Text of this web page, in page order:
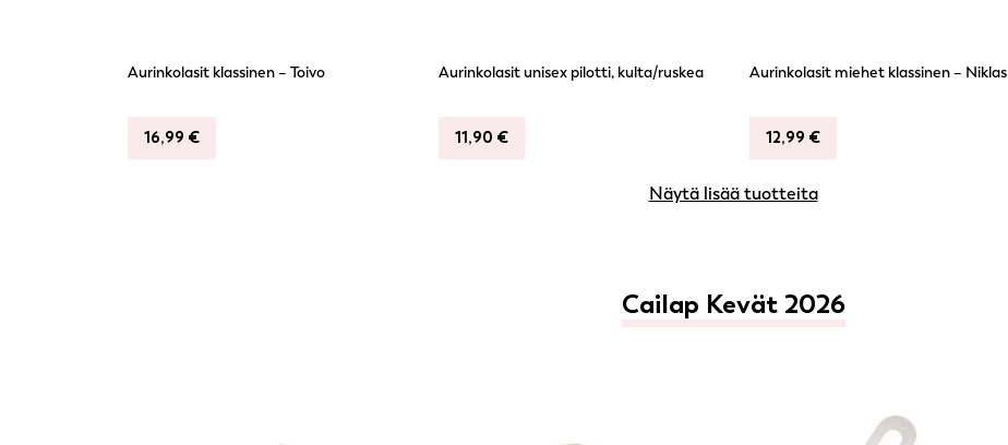
Aurinkolasit klassinen – Toivo
16,99 €
Aurinkolasit unisex pilotti, kulta/ruskea
11,90 €
Aurinkolasit miehet klassinen – Niklas
12,99 €
Näytä lisää tuotteita
Cailap Kevät 2026